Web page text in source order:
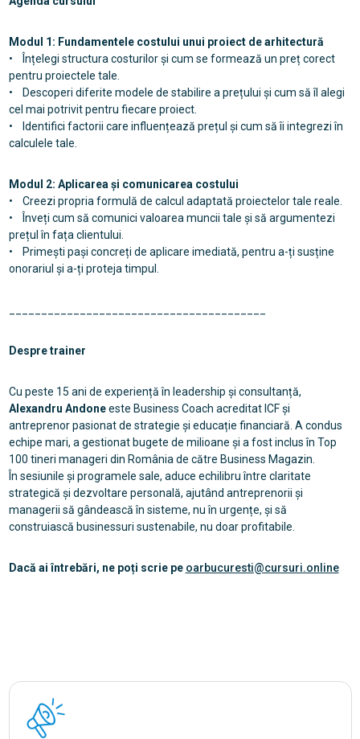
Modul 1: Fundamentele costului unui proiect de arhitectură
• Înțelegi structura costurilor și cum se formează un preț corect
pentru proiectele tale.
• Descoperi diferite modele de stabilire a prețului și cum să îl alegi
cel mai potrivit pentru fiecare proiect.
• Identifici factorii care influențează prețul și cum să îi integrezi în
calculele tale.
Modul 2: Aplicarea și comunicarea costului
• Creezi propria formulă de calcul adaptată proiectelor tale reale.
• Înveți cum să comunici valoarea muncii tale și să argumentezi
prețul în fața clientului.
• Primești pași concreți de aplicare imediată, pentru a-ți susține
onorariul și a-ți proteja timpul.
Despre trainer
Cu peste 15 ani de experiență în leadership și consultanță,
Alexandru Andoneeste Business Coach acreditat ICF și
antreprenor pasionat de strategie și educație financiară. A condus
echipe mari, a gestionat bugete de milioane și a fost inclus în Top
100 tineri manageri din România de către Business Magazin.
În sesiunile și programele sale, aduce echilibru între claritate
strategică și dezvoltare personală, ajutând antreprenorii și
managerii să gândească în sisteme, nu în urgențe, și să
construiască businessuri sustenabile, nu doar profitabile.
Dacă ai întrebări, ne poți scrie pe oarbucuresti@cursuri.online